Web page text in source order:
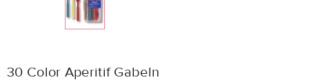
30 Color Aperitif Gabeln